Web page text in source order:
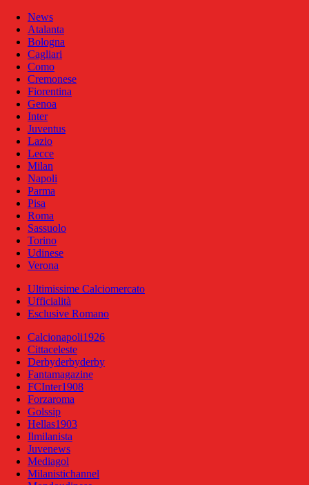
News
Atalanta
Bologna
Cagliari
Como
Cremonese
Fiorentina
Genoa
Inter
Juventus
Lazio
Lecce
Milan
Napoli
Parma
Pisa
Roma
Sassuolo
Torino
Udinese
Verona
Ultimissime Calciomercato
Ufficialità
Esclusive Romano
Calcionapoli1926
Cittaceleste
Derbyderbyderby
Fantamagazine
FCInter1908
Forzaroma
Golssip
Hellas1903
Ilmilanista
Juvenews
Mediagol
Milanistichannel